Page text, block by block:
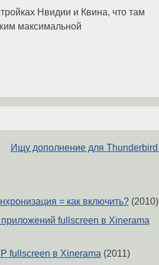
Нвидии и Квина, что там
максимальной
Ищу дополнение для Thunderbird
= как включить?(2010)
fullscreen в Xinerama
fullscreen в Xinerama(2011)